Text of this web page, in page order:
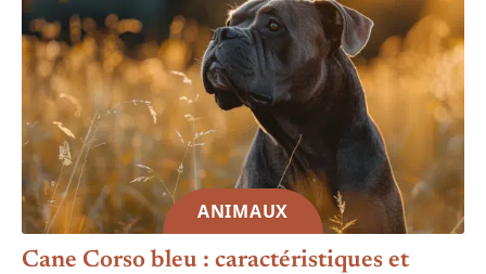
ANIMAUX
Cane Corso bleu : caractéristiques et